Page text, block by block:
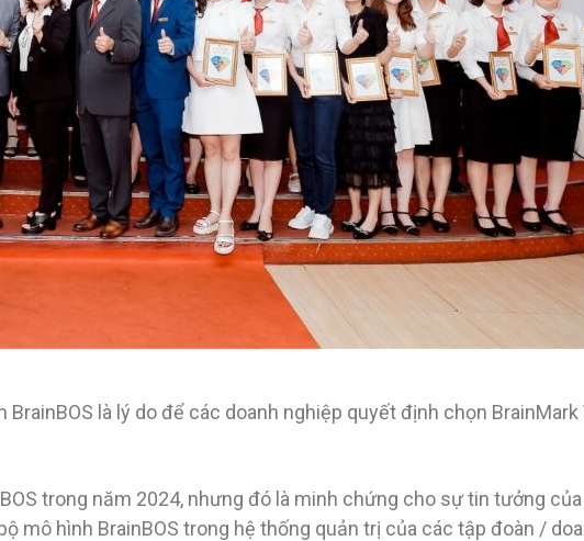
là lý do để các doanh nghiệp quyết định chọn
trong năm 2024, nhưng đó là minh chứng cho sự tin tưởng
mô hình BrainBOS trong hệ thống quản trị của các tập đoàn /